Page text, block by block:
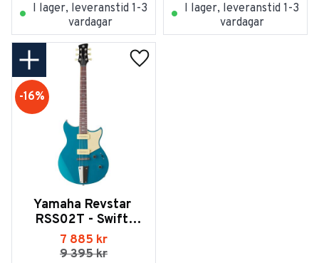
I lager, leveranstid 1-3
vardagar
I lager, leveranstid 1-3
vardagar
Yamaha Revstar
RSS02T - Swift
Blue
7 885 kr
9 395kr
16%
Lägg till i favoriter